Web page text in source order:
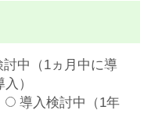
討中（1ヵ月中に導
）
導入検討中（1年